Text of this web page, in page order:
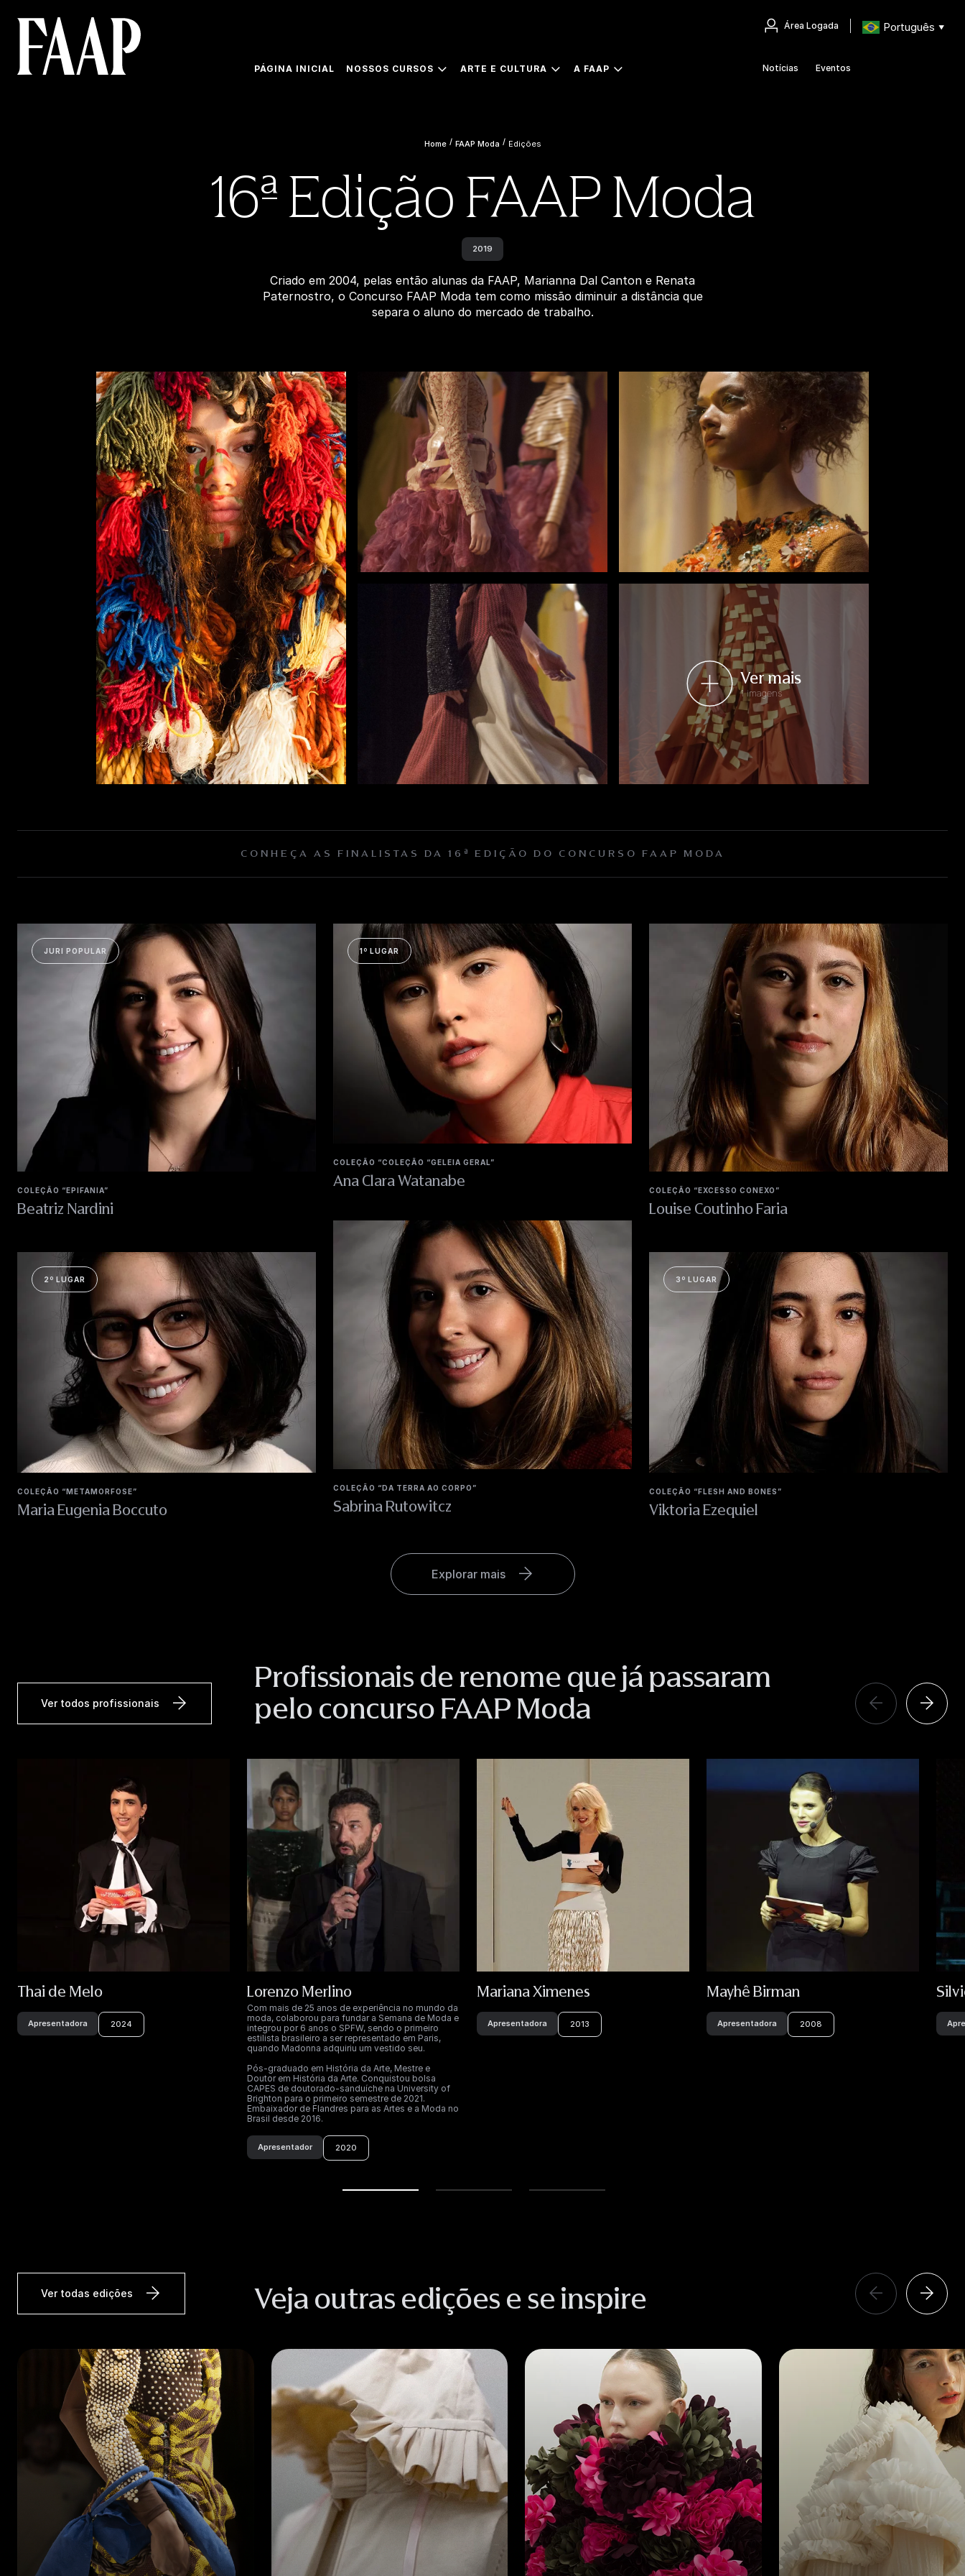
PÁGINA INICIAL NOSSOS CURSOS ARTE E CULTURA A FAAP
Área Logada Português ▼
Notícias Eventos
Home / FAAP Moda / Edições
16ª Edição FAAP Moda
2019
Criado em 2004, pelas então alunas da FAAP, Marianna Dal Canton e Renata
Paternostro, o Concurso FAAP Moda tem como missão diminuir a distância que
separa o aluno do mercado de trabalho.
Ver mais
1 imagens
CONHEÇA AS FINALISTAS DA 16ª EDIÇÃO DO CONCURSO FAAP MODA
JURI POPULAR
COLEÇÃO “EPIFANIA”
Beatriz Nardini
1º LUGAR
COLEÇÃO “COLEÇÃO “GELEIA GERAL”
Ana Clara Watanabe
COLEÇÃO “EXCESSO CONEXO”
Louise Coutinho Faria
2º LUGAR
COLEÇÃO “METAMORFOSE”
Maria Eugenia Boccuto
COLEÇÃO “DA TERRA AO CORPO”
Sabrina Rutowitcz
3º LUGAR
COLEÇÃO “FLESH AND BONES”
Viktoria Ezequiel
Explorar mais
Ver todos profissionais
Profissionais de renome que já passaram
pelo concurso FAAP Moda
Anterior
Thai de Melo
Apresentadora 2024
Lorenzo Merlino
Com mais de 25 anos de experiência no mundo da
moda, colaborou para fundar a Semana de Moda e
integrou por 6 anos o SPFW, sendo o primeiro
estilista brasileiro a ser representado em Paris,
quando Madonna adquiriu um vestido seu.
Pós-graduado em História da Arte, Mestre e
Doutor em História da Arte. Conquistou bolsa
CAPES de doutorado-sanduíche na University of
Brighton para o primeiro semestre de 2021.
Embaixador de Flandres para as Artes e a Moda no
Brasil desde 2016.
Apresentador 2020
Mariana Ximenes
Apresentadora 2013
Mayhê Birman
Apresentadora 2008
Ver todas edições Veja outras edições e se inspire Anterior